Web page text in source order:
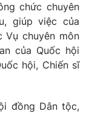
chức chuyên
giúp việc của
chuyên môn
của Quốc hội
hội, Chiến sĩ
đồng Dân tộc,